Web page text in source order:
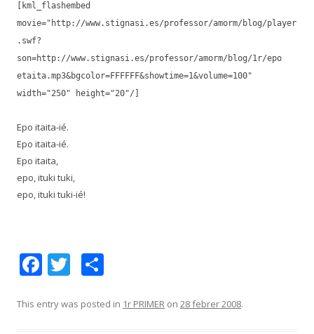
[kml_flashembed
movie="http://www.stignasi.es/professor/amorm/blog/player
.swf?
son=http://www.stignasi.es/professor/amorm/blog/1r/epo
etaita.mp3&bgcolor=FFFFFF&showtime=1&volume=100"
width="250" height="20"/]
Epo itaita-ié.
Epo itaita-ié.
Epo itaita,
epo, ituki tuki,
epo, ituki tuki-ié!
F
e
T
itt m
This entry was posted in 1r PRIMER on 28 febrer 2008.